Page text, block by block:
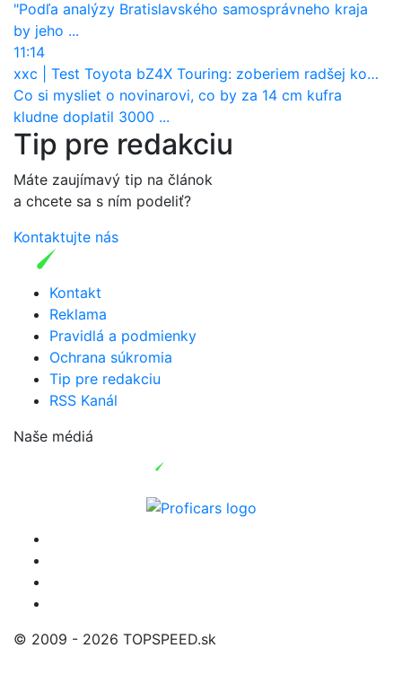
"Podľa analýzy Bratislavského samosprávneho kraja
by jeho ...
11:14
xxc
Test Toyota bZ4X Touring: zoberiem radšej kombi
Co si mysliet o novinarovi, co by za 14 cm kufra
kludne doplatil 3000 ...
Tip pre redakciu
Máte zaujímavý tip na článok
a chcete sa s ním podeliť?
Kontaktujte nás
Kontakt
Reklama
Pravidlá a podmienky
Ochrana súkromia
Tip pre redakciu
RSS Kanál
Naše médiá
© 2009 - 2026 TOPSPEED.sk